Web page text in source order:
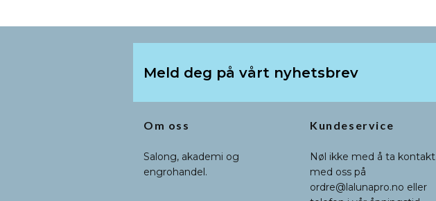
Meld deg på vårt nyhetsbrev
Om oss
Salong, akademi og
engrohandel.
Kundeservice
Nøl ikke med å ta kontakt
med oss på
ordre@lalunapro.no eller